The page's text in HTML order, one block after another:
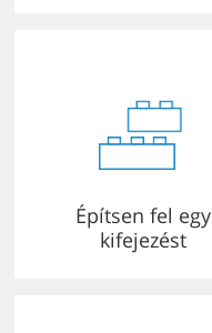
Építsen fel egy
kifejezést